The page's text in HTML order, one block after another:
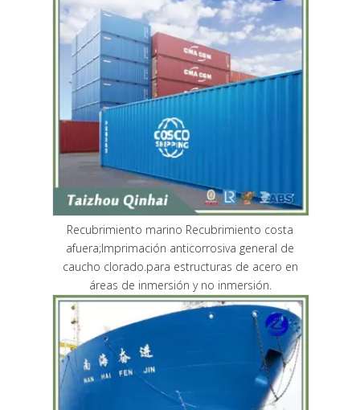
Recubrimiento marino Recubrimiento costa
afuera;Imprimación anticorrosiva general de
caucho clorado.para estructuras de acero en
áreas de inmersión y no inmersión.